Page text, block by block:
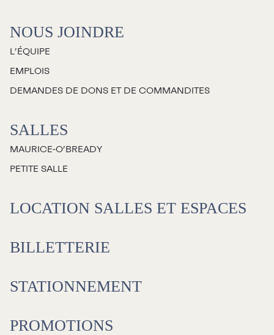
Cartes-cadeaux
Jeunesse
Sorties scolaires
Les Mordus
Les vendredis autour du feu de
camp
Carte blanche
La FameUSe
NOUS JOINDRE
L’ÉQUIPE
EMPLOIS
DEMANDES DE DONS ET DE COMMANDITES
SALLES
MAURICE‑O’BREADY
PETITE SALLE
LOCATION SALLES ET ESPACES
BILLETTERIE
STATIONNEMENT
PROMOTIONS